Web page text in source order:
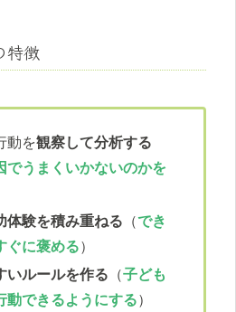
特徴
動を観察して分析する
でうまくいかないのかを
体験を積み重ねる （でき
ぐに褒める）
いルールを作る （子ども
動できるようにする）